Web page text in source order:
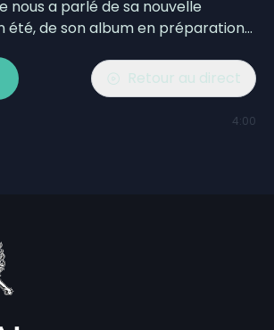
nous a parlé de sa nouvelle
été, de son album en préparation…
Retour au direct
4:00